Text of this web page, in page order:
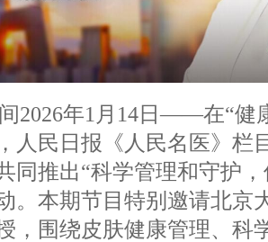
2026年1月14日——在“健
人民日报《人民名医》栏
同推出“科学管理和守护
。本期节目特别邀请北京
，围绕皮肤健康管理、科